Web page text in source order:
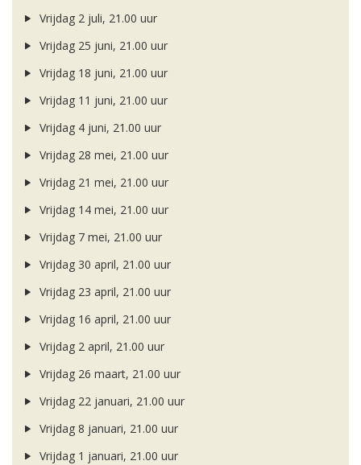
Vrijdag 2 juli, 21.00 uur
Vrijdag 25 juni, 21.00 uur
Vrijdag 18 juni, 21.00 uur
Vrijdag 11 juni, 21.00 uur
Vrijdag 4 juni, 21.00 uur
Vrijdag 28 mei, 21.00 uur
Vrijdag 21 mei, 21.00 uur
Vrijdag 14 mei, 21.00 uur
Vrijdag 7 mei, 21.00 uur
Vrijdag 30 april, 21.00 uur
Vrijdag 23 april, 21.00 uur
Vrijdag 16 april, 21.00 uur
Vrijdag 2 april, 21.00 uur
Vrijdag 26 maart, 21.00 uur
Vrijdag 22 januari, 21.00 uur
Vrijdag 8 januari, 21.00 uur
Vrijdag 1 januari, 21.00 uur